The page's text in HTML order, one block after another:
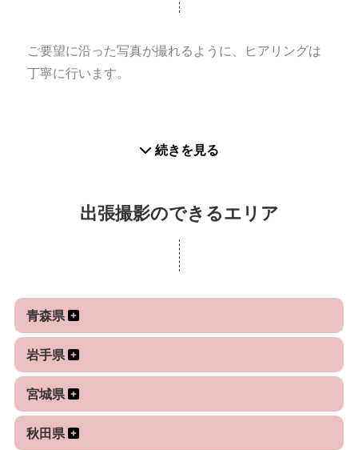
ご要望に沿った写真が撮れるように、ヒアリングは
丁寧に行います。
続きを見る
出張撮影のできるエリア
青森県
岩手県
宮城県
秋田県